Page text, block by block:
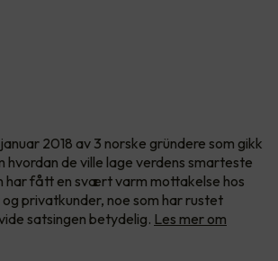
2018 av 3 norske gründere som gikk
hvordan de ville lage verdens smarteste
har fått en svært varm mottakelse hos
privatkunder, noe som har rustet
satsingen betydelig. Les mer om